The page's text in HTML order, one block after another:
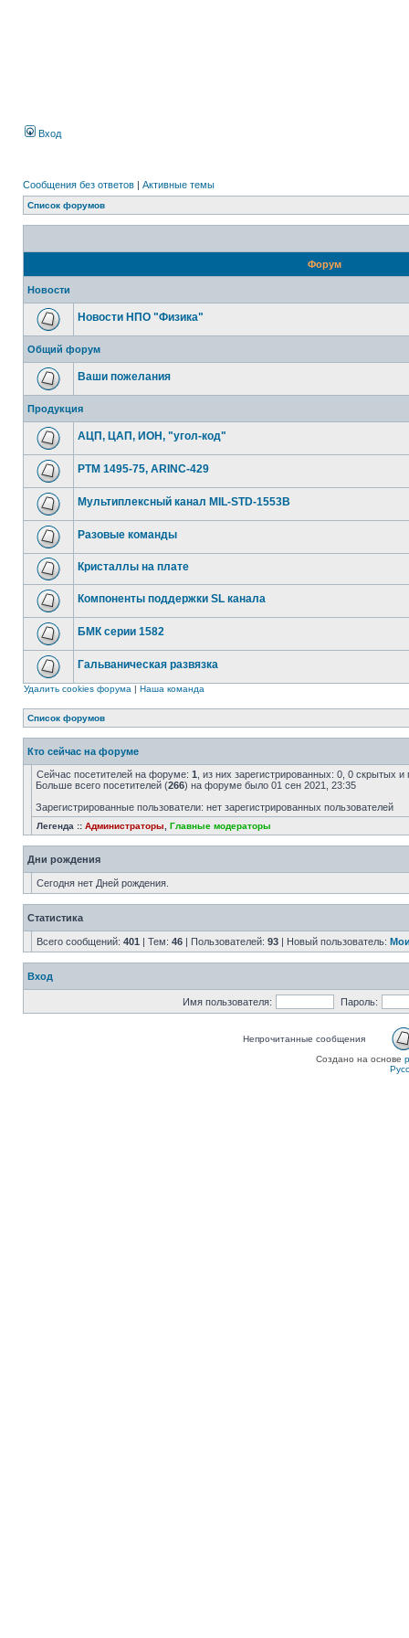
Вход
Сообщения без ответов | Активные темы
Список форумов
Форум
Новости
Новости НПО "Физика"
Общий форум
Ваши пожелания
Продукция
АЦП, ЦАП, ИОН, "угол-код"
РТМ 1495-75, ARINC-429
Мультиплексный канал MIL-STD-1553B
Разовые команды
Кристаллы на плате
Компоненты поддержки SL канала
БМК серии 1582
Гальваническая развязка
Удалить cookies форума | Наша команда
Список форумов
Кто сейчас на форуме
Сейчас посетителей на форуме: 1 , из них зарегистрированных: 0, 0 скрытых
Больше всего посетителей (266) на форуме было 01 сен 2021, 23:35
Зарегистрированные пользователи: нет зарегистрированных пользователей
Легенда :: Администраторы Главные модераторы
Дни рождения
Сегодня нет Дней рождения.
Статистика
Всего сообщений: 401 | Тем: 46 | Пользователей: 93 | Новый пользователь:
Вход
Имя пользователя: Пароль:
Непрочитанные сообщения
Создано на основе